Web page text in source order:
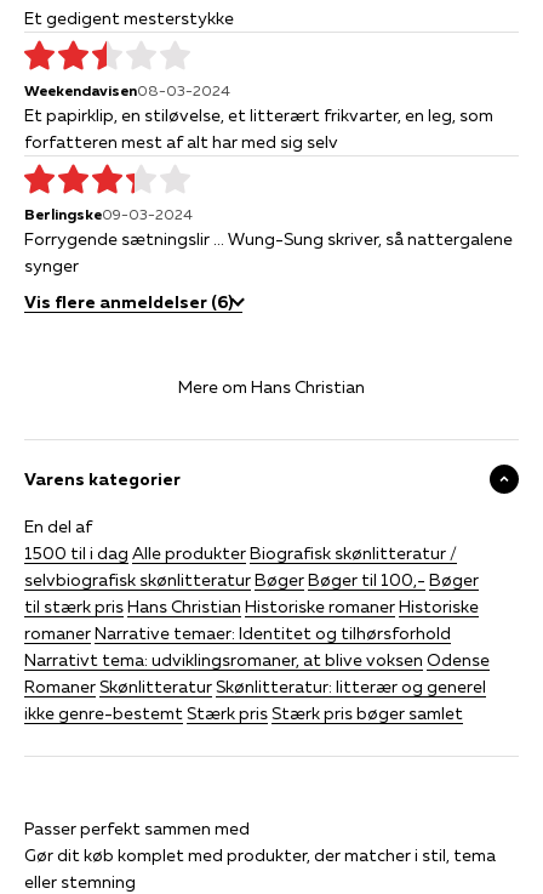
Et gedigent mesterstykke
Weekendavisen08-03-2024
Et papirklip, en stiløvelse, et litterært frikvarter, en leg, som
forfatteren mest af alt har med sig selv
Berlingske09-03-2024
Forrygende sætningslir ... Wung-Sung skriver, så nattergalene
synger
Vis flere anmeldelser (6)
Mere om Hans Christian
Varens kategorier
En del af
1500 til i dag Alle produkterBiografisk skønlitteratur /
selvbiografisk skønlitteraturBøgerBøger til 100,- Bøger
til stærk prisHans Christian Historiske romanerHistoriske
romanerNarrative temaer: Identitet og tilhørsforhold
Narrativt tema: udviklingsromaner, at blive voksen Odense
RomanerSkønlitteraturSkønlitteratur: litterær og generel
ikke genre-bestemt Stærk prisStærk pris bøger samlet
Gør dit køb komplet med produkter, der matcher i stil, tema
eller stemning